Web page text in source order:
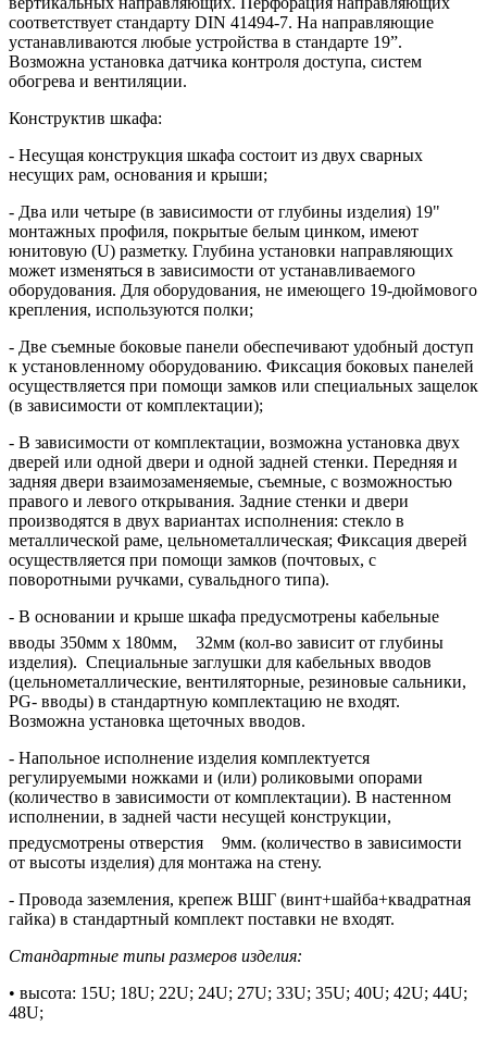
соответствует стандарту DIN 41494-7. На направляющие
устанавливаются любые устройства в стандарте 19”.
Возможна установка датчика контроля доступа, систем
обогрева и вентиляции.
Конструктив шкафа:
- Несущая конструкция шкафа состоит из двух сварных
несущих рам, основания и крыши;
- Два или четыре (в зависимости от глубины изделия) 19"
монтажных профиля, покрытые белым цинком, имеют
юнитовую (U) разметку. Глубина установки направляющих
может изменяться в зависимости от устанавливаемого
оборудования. Для оборудования, не имеющего 19-дюймового
крепления, используются полки;
- Две съемные боковые панели обеспечивают удобный доступ
к установленному оборудованию. Фиксация боковых панелей
осуществляется при помощи замков или специальных защелок
(в зависимости от комплектации);
- В зависимости от комплектации, возможна установка двух
дверей или одной двери и одной задней стенки. Передняя и
задняя двери взаимозаменяемые, съемные, с возможностью
правого и левого открывания. Задние стенки и двери
производятся в двух вариантах исполнения: стекло в
металлической раме, цельнометаллическая; Фиксация дверей
осуществляется при помощи замков (почтовых, с
поворотными ручками, сувальдного типа).
- В основании и крыше шкафа предусмотрены кабельные
вводы 350мм х 180мм,
32мм (кол-во зависит от глубины
изделия). Специальные заглушки для кабельных вводов
(цельнометаллические, вентиляторные, резиновые сальники,
PG- вводы) в стандартную комплектацию не входят.
Возможна установка щеточных вводов.
- Напольное исполнение изделия комплектуется
регулируемыми ножками и (или) роликовыми опорами
(количество в зависимости от комплектации). В настенном
исполнении, в задней части несущей конструкции,
предусмотрены отверстия
9мм. (количество в зависимости
от высоты изделия) для монтажа на стену.
- Провода заземления, крепеж ВШГ (винт+шайба+квадратная
гайка) в стандартный комплект поставки не входят.
Стандартные типы размеров изделия:
• высота: 15U; 18U; 22U; 24U; 27U; 33U; 35U; 40U; 42U; 44U;
48U;